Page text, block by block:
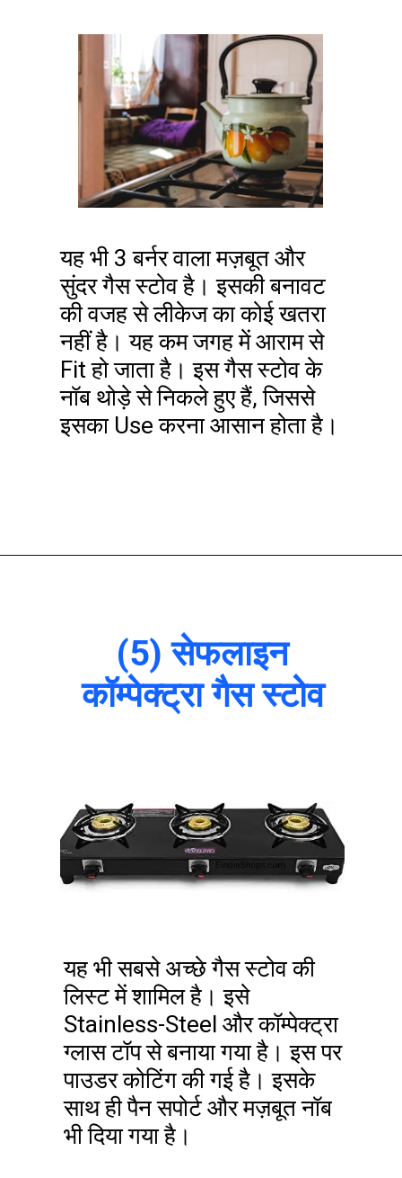
यह भी 3 बर्नर वाला मज़बूत और
सुंदर गैस स्टोव है। इसकी बनावट
की वजह से लीकेज का कोई खतरा
नहीं है। यह कम जगह में आराम से
Fit हो जाता है। इस गैस स्टोव के
नॉब थोड़े से निकले हुए हैं, जिससे
इसका Use करना आसान होता है।
यह भी सबसे अच्छे गैस स्टोव की
लिस्ट में शामिल है। इसे
Stainless-Steel और कॉम्पेक्ट्रा
ग्लास टॉप से बनाया गया है। इस पर
पाउडर कोटिंग की गई है। इसके
साथ ही पैन सपोर्ट और मज़बूत नॉब
भी दिया गया है।
(5) सेफलाइन
कॉम्पेक्ट्रा गैस स्टोव